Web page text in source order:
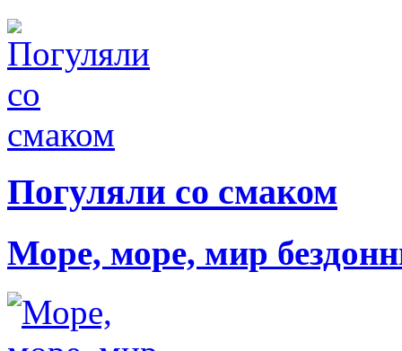
Погуляли со смаком
Море, море, мир